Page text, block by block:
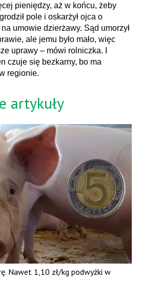
pieniędzy, aż w końcu, żeby
pole i oskarżył ojca o
umowie dzierżawy. Sąd umorzył
ale jemu było mało, więc
uprawy – mówi rolniczka. I
czuje się bezkarny, bo ma
regionie.
artykuły
Nawet 1,10 zł/kg podwyżki w